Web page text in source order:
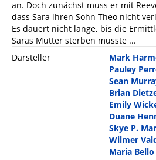
an. Doch zunächst muss er mit
dass Sara ihren Sohn Theo nicht
Es dauert nicht lange, bis die
Saras Mutter sterben musste ...
Darsteller
Mark
Pauley
Sean
Brian
Emily
Duane
Skye P.
Wilmer
Maria Bello